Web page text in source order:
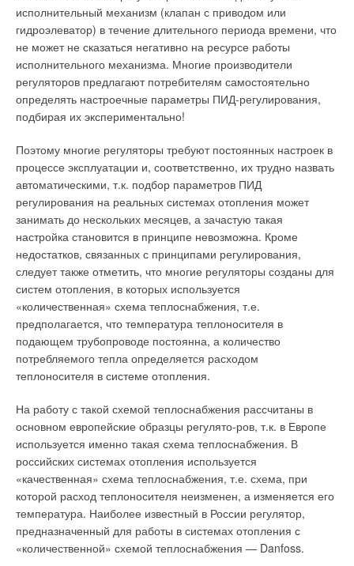
исполнительный механизм (клапан с приводом или
гидроэлеватор) в течение длительного периода времени, что
не может не сказаться негативно на ресурсе работы
исполнительного механизма. Многие производители
регуляторов предлагают потребителям самостоятельно
определять настроечные параметры ПИД-регулирования,
подбирая их экспериментально!
Поэтому многие регуляторы требуют постоянных настроек в
процессе эксплуатации и, соответственно, их трудно назвать
автоматическими, т.к. подбор параметров ПИД
регулирования на реальных системах отопления может
занимать до нескольких месяцев, а зачастую такая
настройка становится в принципе невозможна. Кроме
недостатков, связанных с принципами регулирования,
следует также отметить, что многие регуляторы созданы для
систем отопления, в которых используется
«количественная» схема теплоснабжения, т.е.
предполагается, что температура теплоносителя в
подающем трубопроводе постоянна, а количество
потребляемого тепла определяется расходом
теплоносителя в системе отопления.
На работу с такой схемой теплоснабжения рассчитаны в
основном европейские образцы регулято-ров, т.к. в Европе
используется именно такая схема теплоснабжения. В
российских системах отопления используется
«качественная» схема теплоснабжения, т.е. схема, при
которой расход теплоносителя неизменен, а изменяется его
температура. Наиболее известный в России регулятор,
предназначенный для работы в системах отопления с
«количественной» схемой теплоснабжения — Danfoss.